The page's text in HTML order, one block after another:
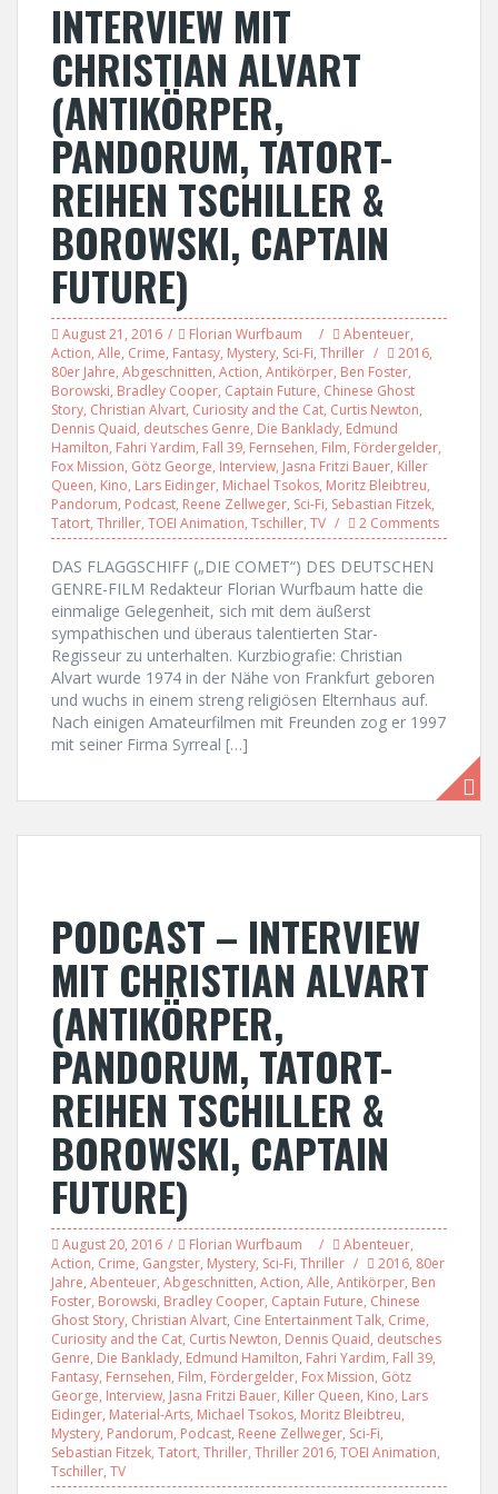
INTERVIEW MIT
CHRISTIAN ALVART
(ANTIKÖRPER,
PANDORUM, TATORT-
REIHEN TSCHILLER &
BOROWSKI, CAPTAIN
FUTURE)
August 21, 2016 Florian Wurfbaum Abenteuer,
Action, Alle, Crime, Fantasy, Mystery, Sci-Fi, Thriller 2016,
80er Jahre, Abgeschnitten, Action, Antikörper, Ben Foster,
Borowski, Bradley Cooper, Captain Future, Chinese Ghost
Story, Christian Alvart, Curiosity and the Cat, Curtis Newton,
Dennis Quaid, deutsches Genre, Die Banklady, Edmund
Hamilton, Fahri Yardim, Fall 39, Fernsehen, Film, Fördergelder,
Fox Mission, Götz George, Interview, Jasna Fritzi Bauer, Killer
Queen, Kino, Lars Eidinger, Michael Tsokos, Moritz Bleibtreu,
Pandorum, Podcast, Reene Zellweger, Sci-Fi, Sebastian Fitzek,
Tatort, Thriller, TOEI Animation, Tschiller, TV 2 Comments
DAS FLAGGSCHIFF („DIE COMET“) DES DEUTSCHEN
GENRE-FILM Redakteur Florian Wurfbaum hatte die
einmalige Gelegenheit, sich mit dem äußerst
sympathischen und überaus talentierten Star-
Regisseur zu unterhalten. Kurzbiografie: Christian
Alvart wurde 1974 in der Nähe von Frankfurt geboren
und wuchs in einem streng religiösen Elternhaus auf.
Nach einigen Amateurfilmen mit Freunden zog er 1997
mit seiner Firma Syrreal […]
PODCAST – INTERVIEW
MIT CHRISTIAN ALVART
(ANTIKÖRPER,
PANDORUM, TATORT-
REIHEN TSCHILLER &
BOROWSKI, CAPTAIN
FUTURE)
August 20, 2016 Florian Wurfbaum Abenteuer,
Action, Crime, Gangster, Mystery, Sci-Fi, Thriller 2016, 80er
Jahre, Abenteuer, Abgeschnitten, Action, Alle, Antikörper, Ben
Foster, Borowski, Bradley Cooper, Captain Future, Chinese
Ghost Story, Christian Alvart, Cine Entertainment Talk, Crime,
Curiosity and the Cat, Curtis Newton, Dennis Quaid, deutsches
Genre, Die Banklady, Edmund Hamilton, Fahri Yardim, Fall 39,
Fantasy, Fernsehen, Film, Fördergelder, Fox Mission, Götz
George, Interview, Jasna Fritzi Bauer, Killer Queen, Kino, Lars
Eidinger, Material-Arts, Michael Tsokos, Moritz Bleibtreu,
Mystery, Pandorum, Podcast, Reene Zellweger, Sci-Fi,
Sebastian Fitzek, Tatort, Thriller, Thriller 2016, TOEI Animation,
Tschiller, TV